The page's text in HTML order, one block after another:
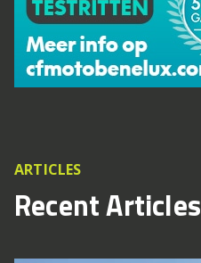
ARTICLES
Recent Articles